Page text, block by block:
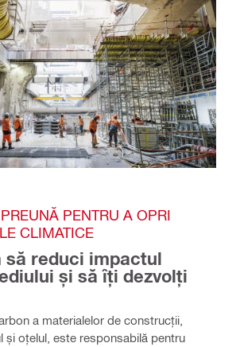
PENTRU A OPRI
CLIMATICE
să reduci impactul
și să îți dezvolți
a materialelor de construcții,
și oțelul, este responsabilă pentru